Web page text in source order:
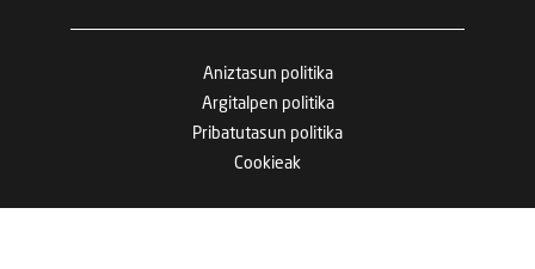
Aniztasun politika
Argitalpen politika
Pribatutasun politika
Cookieak